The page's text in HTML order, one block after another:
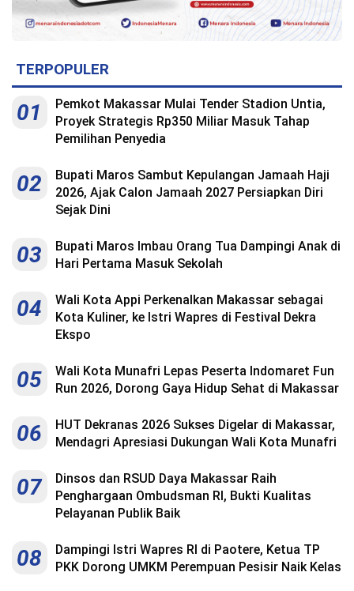
TERPOPULER
01
Pemkot Makassar Mulai Tender Stadion Untia,
Proyek Strategis Rp350 Miliar Masuk Tahap
Pemilihan Penyedia
02
Bupati Maros Sambut Kepulangan Jamaah Haji
2026, Ajak Calon Jamaah 2027 Persiapkan Diri
Sejak Dini
03
Bupati Maros Imbau Orang Tua Dampingi Anak di
Hari Pertama Masuk Sekolah
04
Wali Kota Appi Perkenalkan Makassar sebagai
Kota Kuliner, ke Istri Wapres di Festival Dekra
Ekspo
05
Wali Kota Munafri Lepas Peserta Indomaret Fun
Run 2026, Dorong Gaya Hidup Sehat di Makassar
06
HUT Dekranas 2026 Sukses Digelar di Makassar,
Mendagri Apresiasi Dukungan Wali Kota Munafri
07
Dinsos dan RSUD Daya Makassar Raih
Penghargaan Ombudsman RI, Bukti Kualitas
Pelayanan Publik Baik
08
Dampingi Istri Wapres RI di Paotere, Ketua TP
PKK Dorong UMKM Perempuan Pesisir Naik Kelas